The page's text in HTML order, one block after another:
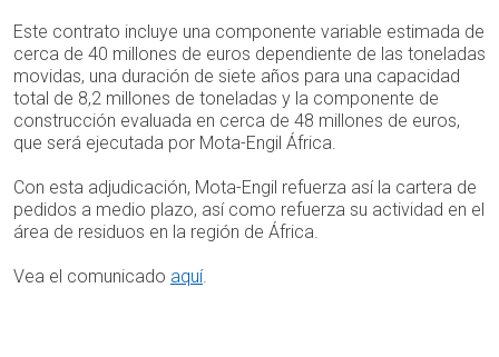
Este contrato incluye una componente variable estimada de
cerca de 40 millones de euros dependiente de las toneladas
movidas, una duración de siete años para una capacidad
total de 8,2 millones de toneladas y la componente de
construcción evaluada en cerca de 48 millones de euros,
que será ejecutada por Mota-Engil África.
Con esta adjudicación, Mota-Engil refuerza así la cartera de
pedidos a medio plazo, así como refuerza su actividad en el
área de residuos en la región de África.
Vea el comunicado aquí.